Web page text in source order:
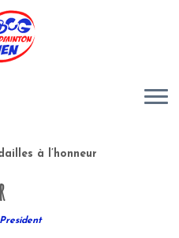
à l’honneur
President